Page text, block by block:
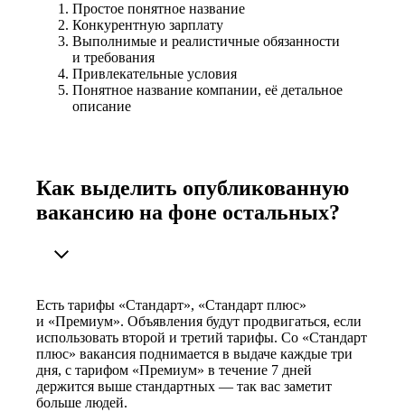
Простое понятное название
Конкурентную зарплату
Выполнимые и реалистичные обязанности
и требования
Привлекательные условия
Понятное название компании, её детальное
описание
Как выделить опубликованную
вакансию на фоне остальных?
Есть тарифы «Стандарт», «Стандарт плюс»
и «Премиум». Объявления будут продвигаться, если
использовать второй и третий тарифы. Со «Стандарт
плюс» вакансия поднимается в выдаче каждые три
дня, с тарифом «Премиум» в течение 7 дней
держится выше стандартных — так вас заметит
больше людей.